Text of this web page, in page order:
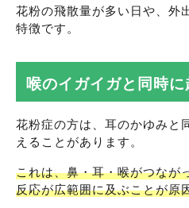
花粉の飛散量が多い日や、外
特徴です。
喉のイガイガと同時
花粉症の方は、耳のかゆみと
えることがあります。
これは、鼻・耳・喉がつなが
反応が広範囲に及ぶことが原